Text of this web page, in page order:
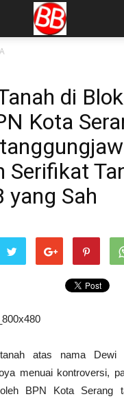
di Blok
Kota
Serifikat
yang Sah
atas nama Dewi
menuai kontroversi,
BPN Kota Serang